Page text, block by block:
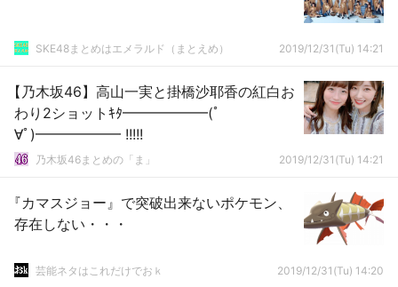
SKE48まとめはエメラルド（まとえめ） 2019/12/31(Tu) 14:21
【乃木坂46】高山一実と掛橋沙耶香の紅白お
わり2ショットｷﾀ━━━━━━(ﾟ
∀ﾟ)━━━━━━ !!!!!
乃木坂46まとめの「ま」 2019/12/31(Tu) 14:21
『カマスジョー』で突破出来ないポケモン、
存在しない・・・
芸能ネタはこれだけでおｋ 2019/12/31(Tu) 14:20